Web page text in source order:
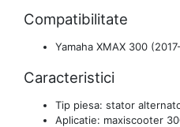
Compatibilitate
Yamaha XMAX 300
Caracteristici
Tip piesa: stator
Aplicatie: maxiscooter